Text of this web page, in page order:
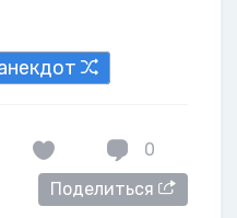
0
Поделиться